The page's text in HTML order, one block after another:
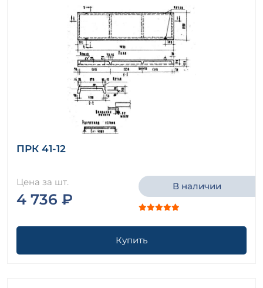
ПРК 41-12
Цена за шт.
4 736 ₽
В наличии
Купить